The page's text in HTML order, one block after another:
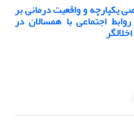
یکپارچه و واقعیت درمانی بر
اجتماعی با همسالان در